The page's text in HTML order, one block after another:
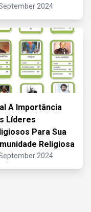
2024
A Importância
Líderes
Para Sua
Religiosa
2024